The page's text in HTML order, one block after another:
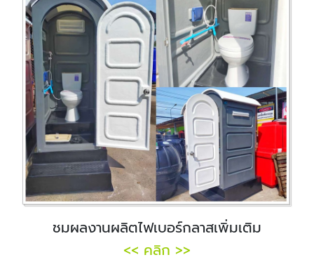
ชมผลงานผลิตไฟเบอร์กลาสเพิ่มเติม
<< คลิก >>